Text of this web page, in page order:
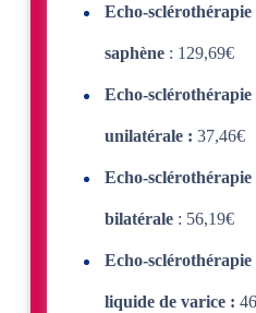
Echo-sclérothérapie
saphène: 129,69€
Echo-sclérothérapie
unilatérale : 37,46€
Echo-sclérothérapie
bilatérale: 56,19€
Echo-sclérothérapie
liquide de varice :